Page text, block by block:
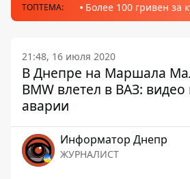
ТОПТЕМА: Более 100 гривен за
21:48, 16 июля 2020
В Днепре на Маршала
BMW влетел в ВАЗ:
аварии
Информатор Днепр
ЖУРНАЛИСТ